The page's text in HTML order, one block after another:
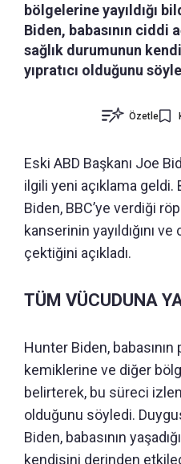
bölgelerine yayıldığı
Biden, babasının ciddi
sağlık durumunun
yıpratıcı olduğunu
Özetle
Eski ABD Başkanı Joe
ilgili yeni açıklama geldi.
Biden, BBC’ye verdiği
kanserinin yayıldığını
çektiğini açıkladı.
TÜM VÜCUDUNA
Hunter Biden,
kemiklerine ve diğer
belirterek, bu süreci
olduğunu söyledi.
Biden, babasının
kendisini derinden